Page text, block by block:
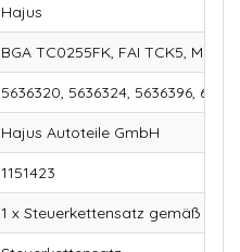
Hajus
BGA TC0255FK, FAI TCK5,
5636320, 5636324, 5636396,
Hajus Autoteile GmbH
1151423
1 x Steuerkettensatz gemäß